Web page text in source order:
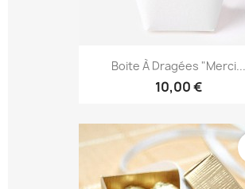
Boite À Dragées "Merci...
10,00 €